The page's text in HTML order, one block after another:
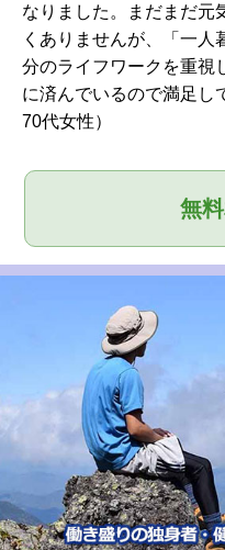
なりました。まだまだ元
くありませんが、「一人
分のライフワークを重視
に済んでいるので満足
70代女性）
無